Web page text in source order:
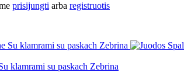
prisijungti arba registruotis
klamrami su paskach Zebrina